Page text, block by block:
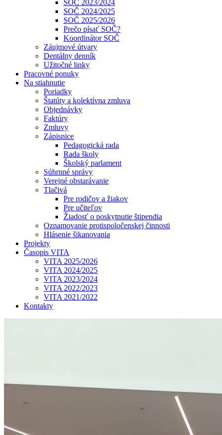
SOČ 2023/2024
SOČ 2024/2025
SOČ 2025/2026
Prečo písať SOČ?
Koordinátor SOČ
Záujmové útvary
Dentálny denník
Užitočné linky
Pracovné ponuky
Na stiahnutie
Poriadky
Štatúty a kolektívna zmluva
Objednávky
Faktúry
Zmluvy
Zápisnice
Pedagogická rada
Rada školy
Školský parlament
Súhrnné správy
Verejné obstarávanie
Tlačivá
Pre rodičov a žiakov
Pre učiteľov
Žiadosť o poskytnutie štipendia
Oznamovanie protispoločenskej činnosti
Hlásenie šikanovania
Projekty
Časopis VITA
VITA 2025/2026
VITA 2024/2025
VITA 2023/2024
VITA 2022/2023
VITA 2021/2022
Kontakty